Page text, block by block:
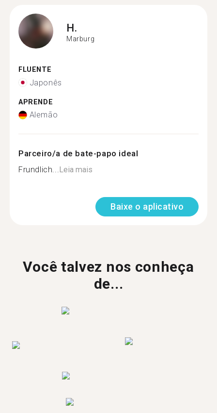
H.
Marburg
FLUENTE
Japonês
APRENDE
Alemão
Parceiro/a de bate-papo ideal
Frundlich...Leia mais
Baixe o aplicativo
Você talvez nos conheça
de...